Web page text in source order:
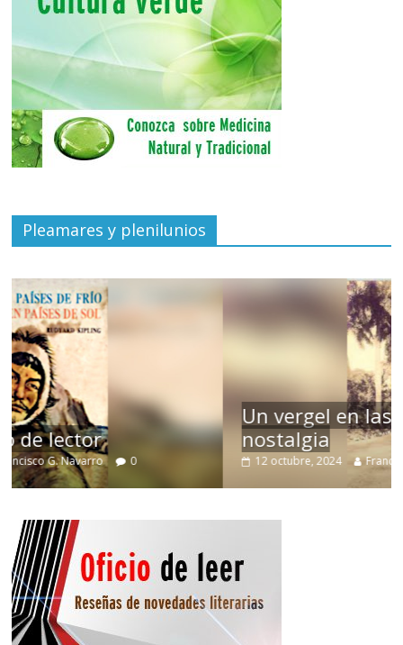
Pleamares y plenilunios
Un vergel en las nieblas de la
nostalgia
12 octubre, 2024 Francisco G. Navarro 0